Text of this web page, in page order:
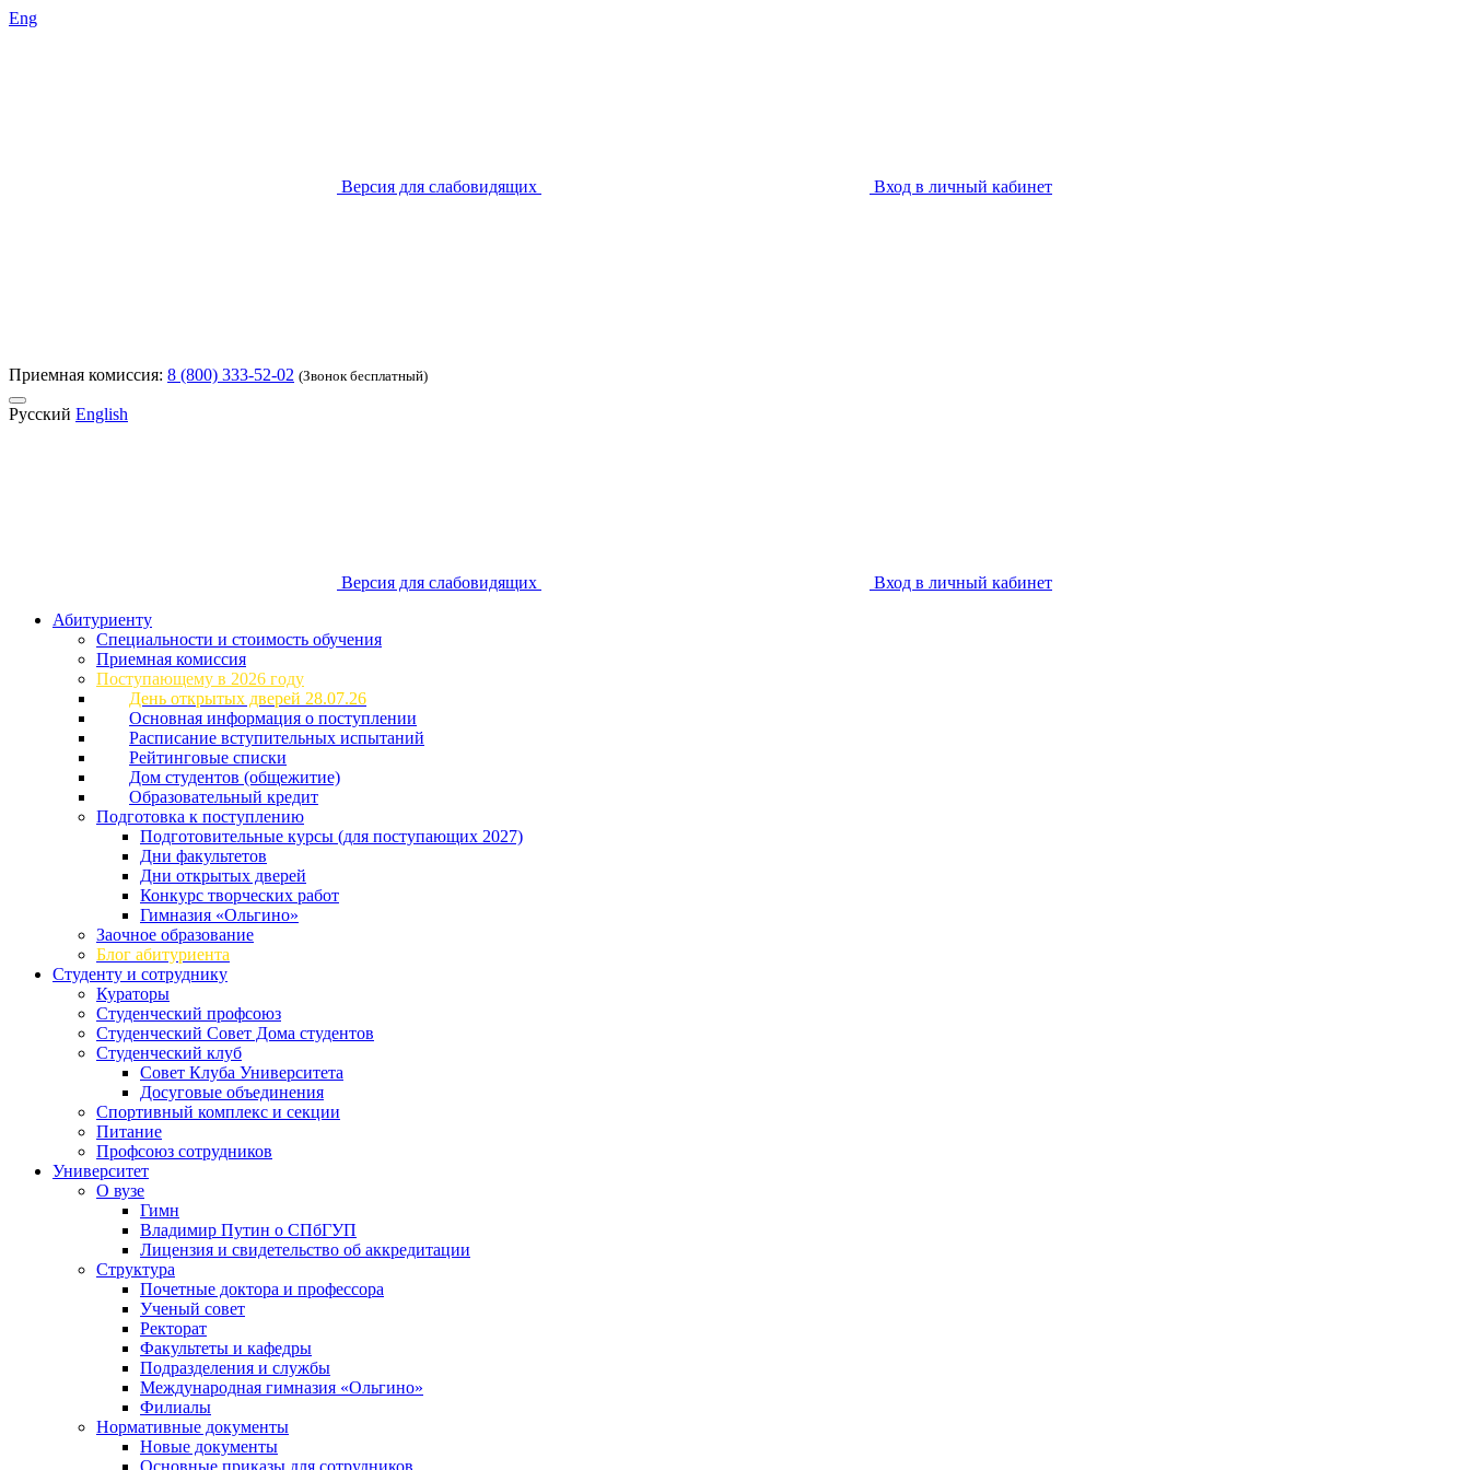
Eng
Версия для слабовидящих Вход в личный кабинет
Приемная комиссия: 8 (800) 333-52-02 (Звонок бесплатный)
Русский English
Версия для слабовидящих
Вход в личный кабинет
Абитуриенту
Специальности и стоимость обучения
Приемная комиссия
Поступающему в 2026 году
День открытых дверей 28.07.26
Основная информация о поступлении
Расписание вступительных испытаний
Рейтинговые списки
Дом студентов (общежитие)
Образовательный кредит
Подготовка к поступлению
Подготовительные курсы (для поступающих 2027)
Дни факультетов
Дни открытых дверей
Конкурс творческих работ
Гимназия «Ольгино»
Заочное образование
Блог абитуриента
Студенту и сотруднику
Кураторы
Студенческий профсоюз
Студенческий Совет Дома студентов
Студенческий клуб
Совет Клуба Университета
Досуговые объединения
Спортивный комплекс и секции
Питание
Профсоюз сотрудников
Университет
О вузе
Гимн
Владимир Путин о СПбГУП
Лицензия и свидетельство об аккредитации
Структура
Почетные доктора и профессора
Ученый совет
Ректорат
Факультеты и кафедры
Подразделения и службы
Международная гимназия «Ольгино»
Филиалы
Нормативные документы
Новые документы
Основные приказы для сотрудников